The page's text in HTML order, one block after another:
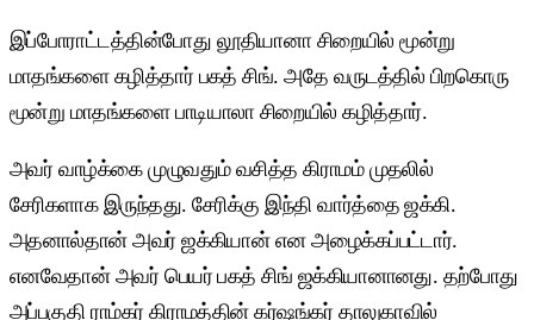
இப்போராட்டத்தின்போது லூதியானா சிறையில் மூன்று
மாதங்களை கழித்தார் பகத் சிங். அதே வருடத்தில் பிறகொரு
மூன்று மாதங்களை பாடியாலா சிறையில் கழித்தார்.
அவர் வாழ்க்கை முழுவதும் வசித்த கிராமம் முதலில்
சேரிகளாக இருந்தது. சேரிக்கு இந்தி வார்த்தை ஜக்கி.
அதனால்தான் அவர் ஜக்கியான் என அழைக்கப்பட்டார்.
எனவேதான் அவர் பெயர் பகத் சிங் ஜக்கியானானது. தற்போது
அப்பகுதி ராம்கர் கிராமத்தின் கர்ஷங்கர் தாலுகாவில்